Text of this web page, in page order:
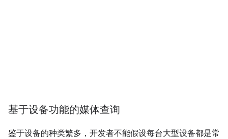
基于设备功能的媒体查询
鉴于设备的种类繁多，开发者不能假设每台大型设备都是常